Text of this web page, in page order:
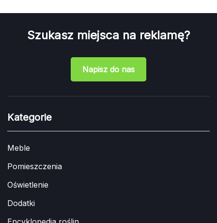
Szukasz miejsca na reklamę?
Napisz do nas
Kategorie
Meble
Pomieszczenia
Oświetlenie
Dodatki